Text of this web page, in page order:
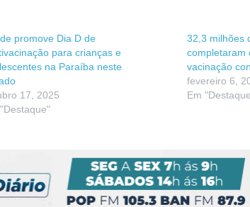
promove Dia D de
para crianças e
na Paraíba neste
17, 2025
32,3 milhões
completaram
vacinação
fevereiro 6,
Em